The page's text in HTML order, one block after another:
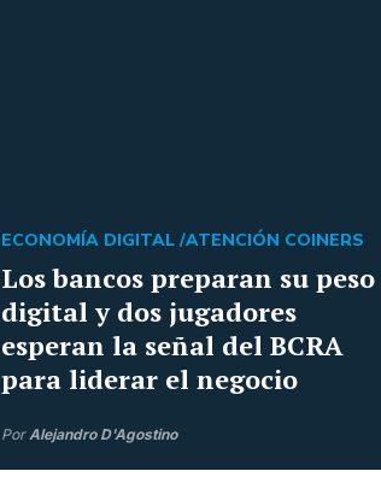
Los bancos preparan su peso
digital y dos jugadores
esperan la señal del BCRA
para liderar el negocio
ECONOMÍA DIGITAL /ATENCIÓN COINERS
PorAlejandro D'Agostino